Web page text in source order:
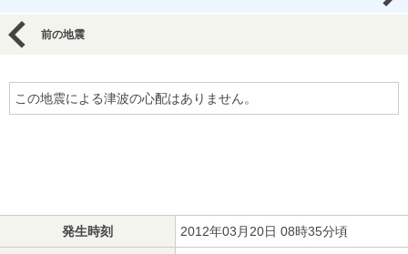
前の地震
この地震による津波の心配はありません。
発生時刻 2012年03月20日 08時35分頃